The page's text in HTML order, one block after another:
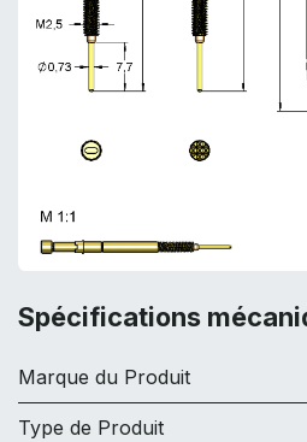
Spécifications
Marque du Produit
Type de Produit